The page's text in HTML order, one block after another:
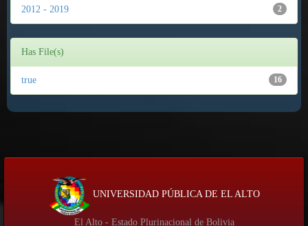
2
2012 - 2019
Has File(s)
16
true
UNIVERSIDAD PÚBLICA DE EL ALTO
El Alto - Estado Plurinacional de Bolivia